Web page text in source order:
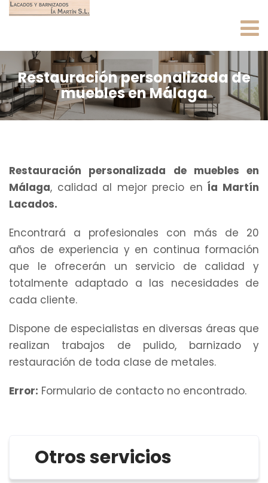
Restauración personalizada de
muebles en Málaga
Restauración personalizada de muebles en
Málaga, calidad al mejor precio en Ía Martín
Lacados.
Encontrará a profesionales con más de 20
años de experiencia y en continua formación
que le ofrecerán un servicio de calidad y
totalmente adaptado a las necesidades de
cada cliente.
Dispone de especialistas en diversas áreas que
realizan trabajos de pulido, barnizado y
restauración de toda clase de metales.
Error: Formulario de contacto no encontrado.
Otros servicios